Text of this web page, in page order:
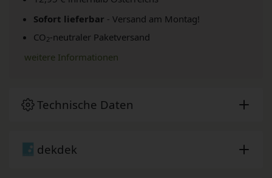
Sofort lieferbar - Versand am Montag!
CO2-neutraler Paketversand
weitere Informationen
Technische Daten
dekdek